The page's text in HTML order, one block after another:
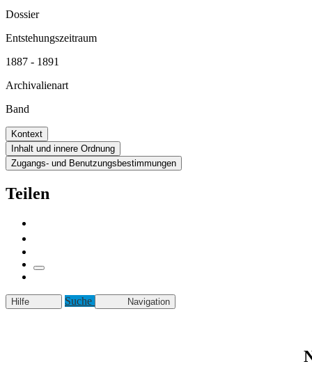
Dossier
Entstehungszeitraum
1887 - 1891
Archivalienart
Band
Kontext
Inhalt und innere Ordnung
Zugangs- und Benutzungsbestimmungen
Teilen
Hilfe Suche Navigation